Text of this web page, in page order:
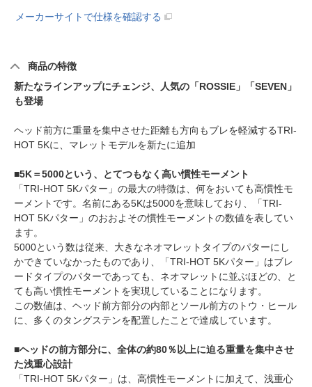
メーカーサイトで仕様を確認する
商品の特徴
新たなラインアップにチェンジ、人気の「ROSSIE」「SEVEN」
も登場
ヘッド前方に重量を集中させた距離も方向もブレを軽減するTRI-
HOT 5Kに、マレットモデルを新たに追加
■5K＝5000という、とてつもなく高い慣性モーメント
「TRI-HOT 5Kパター」の最大の特徴は、何をおいても高慣性モ
ーメントです。名前にある5Kは5000を意味しており、「TRI-
HOT 5Kパター」のおおよその慣性モーメントの数値を表してい
ます。
5000という数は従来、大きなネオマレットタイプのパターにし
かできていなかったものであり、「TRI-HOT 5Kパター」はブレ
ードタイプのパターであっても、ネオマレットに並ぶほどの、と
ても高い慣性モーメントを実現していることになります。
この数値は、ヘッド前方部分の内部とソール前方のトウ・ヒール
に、多くのタングステンを配置したことで達成しています。
■ヘッドの前方部分に、全体の約80％以上に迫る重量を集中させ
た浅重心設計
「TRI-HOT 5Kパター」は、高慣性モーメントに加えて、浅重心